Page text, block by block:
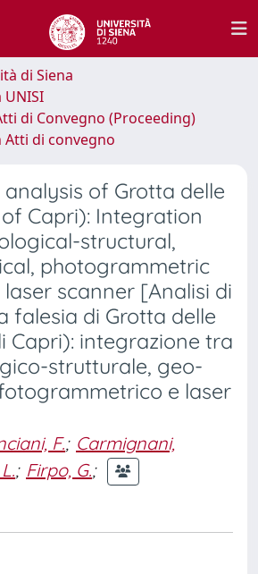
di Siena
UNISI
di Convegno (Proceeding)
di convegno
of Grotta delle
Capri): Integration
structural,
photogrammetric
scanner [Analisi di
falesia di Grotta delle
Capri): integrazione tra
strutturale, geo-
e laser
F.; Carmignani,
; Firpo, G.;